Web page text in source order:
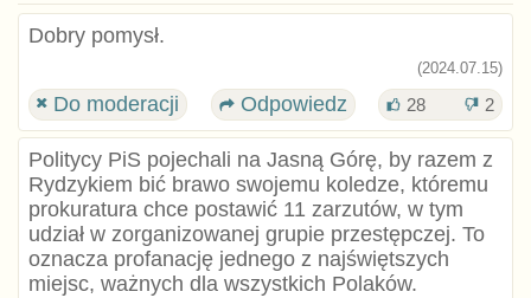
Dobry pomysł.
(2024.07.15)
Do moderacji Odpowiedz 28 2
Politycy PiS pojechali na Jasną Górę, by razem z
Rydzykiem bić brawo swojemu koledze, któremu
prokuratura chce postawić 11 zarzutów, w tym
udział w zorganizowanej grupie przestępczej. To
oznacza profanację jednego z najświętszych
miejsc, ważnych dla wszystkich Polaków.